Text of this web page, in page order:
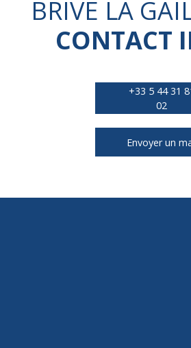
BRIVE LA
CONTACT
+33 5 44 31
02
Envoyer un